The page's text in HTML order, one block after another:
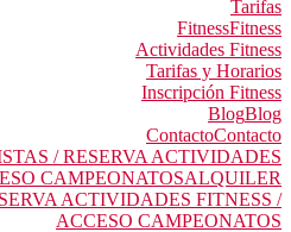
Tarifas
FitnessFitness
Actividades Fitness
Tarifas y Horarios
Inscripción Fitness
BlogBlog
ContactoContacto
/ RESERVA ACTIVIDADES
CAMPEONATOSALQUILER
ACTIVIDADES FITNESS /
ACCESO CAMPEONATOS